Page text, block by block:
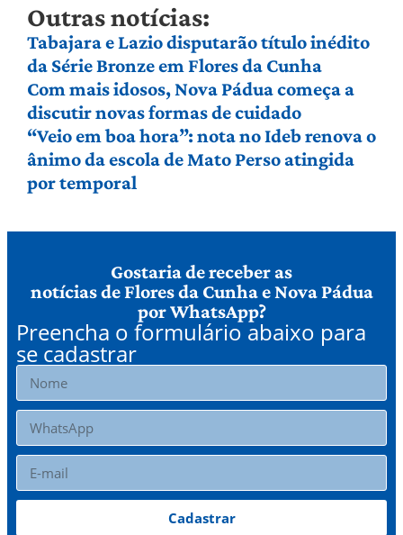
Outras notícias:
Tabajara e Lazio disputarão título inédito
da Série Bronze em Flores da Cunha
Com mais idosos, Nova Pádua começa a
discutir novas formas de cuidado
“Veio em boa hora”: nota no Ideb renova o
ânimo da escola de Mato Perso atingida
por temporal
Gostaria de receber as
notícias de Flores da Cunha e Nova Pádua
por WhatsApp?
Preencha o formulário abaixo para
se cadastrar
Cadastrar